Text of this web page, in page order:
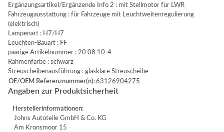
Ergänzungsartikel/Ergänzende Info 2 : mit Stellmotor für LWR
Fahrzeugausstattung : für Fahrzeuge mit Leuchtweitenregulierung
(elektrisch)
Lampenart : H7/H7
Leuchten-Bauart : FF
paarige Artikelnummer : 20 08 10-4
Rahmenfarbe : schwarz
Streuscheibenausführung : glasklare Streuscheibe
OE/OEM Referenznummer(n):63126904275
Angaben zur Produktsicherheit
Herstellerinformationen:
Johns Autoteile GmbH & Co. KG
Am Kronsmoor 15